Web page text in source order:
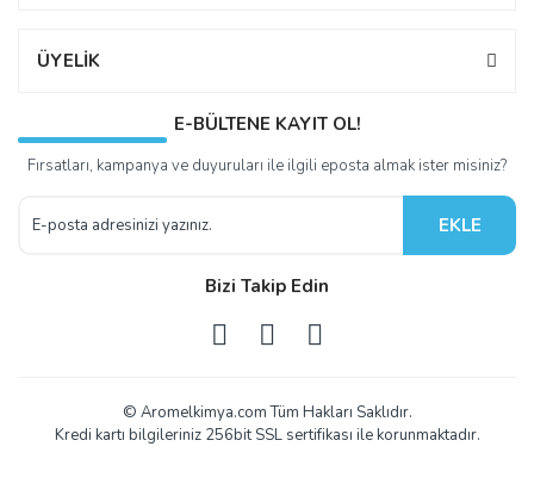
ÜYELİK
E-BÜLTENE KAYIT OL!
Fırsatları, kampanya ve duyuruları ile ilgili eposta almak ister misiniz?
EKLE
Bizi Takip Edin
© Aromelkimya.com Tüm Hakları Saklıdır.
Kredi kartı bilgileriniz 256bit SSL sertifikası ile korunmaktadır.